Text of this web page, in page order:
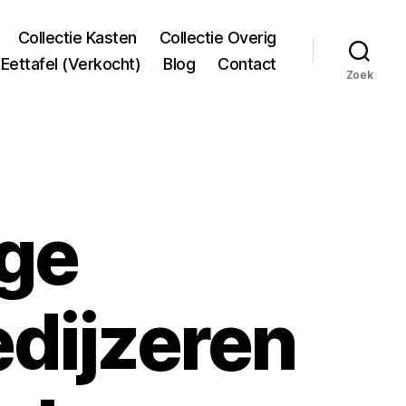
Collectie Kasten
Collectie Overig
(Verkocht)
Blog Contact
Zoek